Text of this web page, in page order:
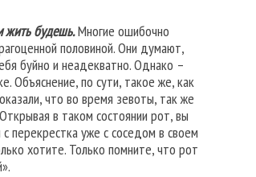
жить будешь.Многие ошибочно
половиной. Они думают,
буйно и неадекватно. Однако –
Объяснение, по сути, такое же, как
что во время зевоты, так же
в таком состоянии рот, вы
перекрестка уже с соседом в своем
хотите. Только помните, что рот